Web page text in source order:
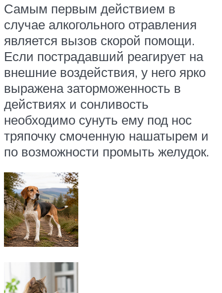
Самым первым действием в
случае алкогольного отравления
является вызов скорой помощи.
Если пострадавший реагирует на
внешние воздействия, у него ярко
выражена заторможенность в
действиях и сонливость
необходимо сунуть ему под нос
тряпочку смоченную нашатырем и
по возможности промыть желудок.